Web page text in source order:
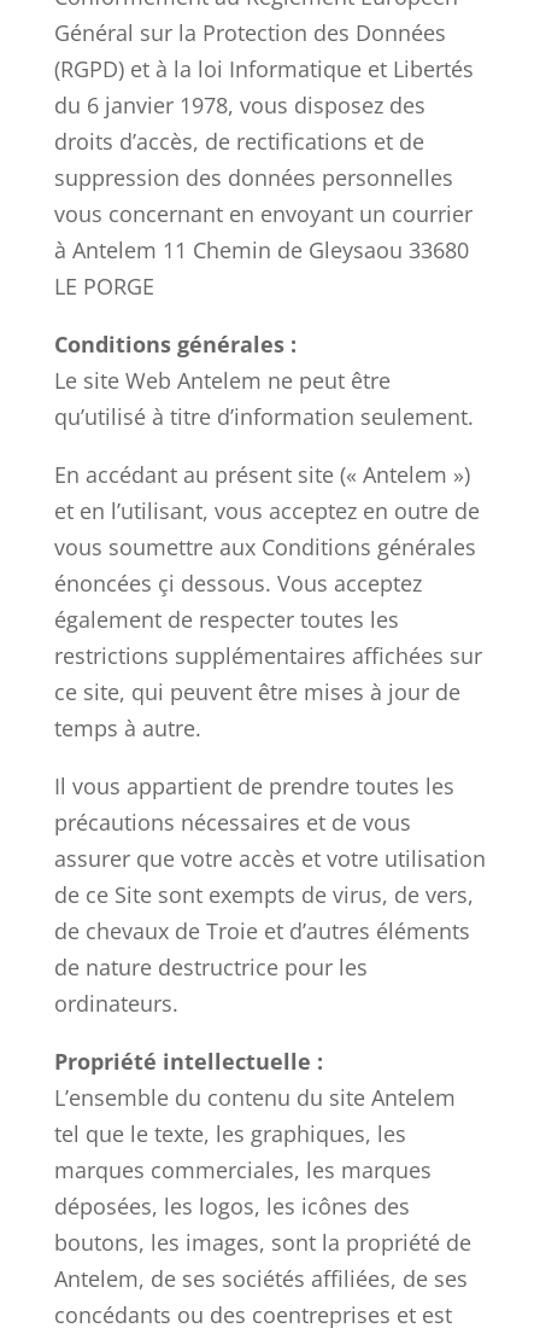
Général sur la Protection des Données
(RGPD) et à la loi Informatique et Libertés
du 6 janvier 1978, vous disposez des
droits d’accès, de rectifications et de
suppression des données personnelles
vous concernant en envoyant un courrier
à Antelem 11 Chemin de Gleysaou 33680
LE PORGE
Conditions générales :
Le site Web Antelem ne peut être
qu’utilisé à titre d’information seulement.
En accédant au présent site (« Antelem »)
et en l’utilisant, vous acceptez en outre de
vous soumettre aux Conditions générales
énoncées çi dessous. Vous acceptez
également de respecter toutes les
restrictions supplémentaires affichées sur
ce site, qui peuvent être mises à jour de
temps à autre.
Il vous appartient de prendre toutes les
précautions nécessaires et de vous
assurer que votre accès et votre utilisation
de ce Site sont exempts de virus, de vers,
de chevaux de Troie et d’autres éléments
de nature destructrice pour les
ordinateurs.
Propriété intellectuelle :
L’ensemble du contenu du site Antelem
tel que le texte, les graphiques, les
marques commerciales, les marques
déposées, les logos, les icônes des
boutons, les images, sont la propriété de
Antelem, de ses sociétés affiliées, de ses
concédants ou des coentreprises et est